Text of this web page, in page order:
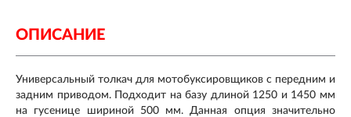
ОПИСАНИЕ
Универсальный толкач для мотобуксировщиков с передним и
задним приводом. Подходит на базу длиной 1250 и 1450 мм
на гусенице шириной 500 мм. Данная опция значительно